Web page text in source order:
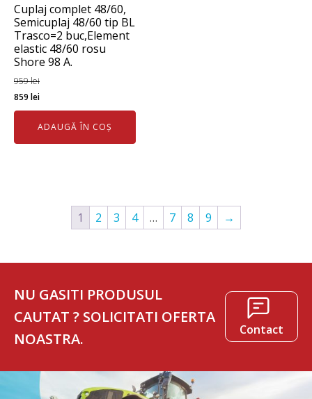
Cuplaj complet 48/60,
Semicuplaj 48/60 tip BL
Trasco=2 buc,Element
elastic 48/60 rosu
Shore 98 A.
959lei
Prețul
inițial
fost:
859 leiPrețul
curent
este:
859 lei.
ADAUGĂ ÎN COȘ
1 2 3 4 … 7 8 9 →
NU GASITI PRODUSUL
CAUTAT ? SOLICITATI OFERTA
NOASTRA.
Contact